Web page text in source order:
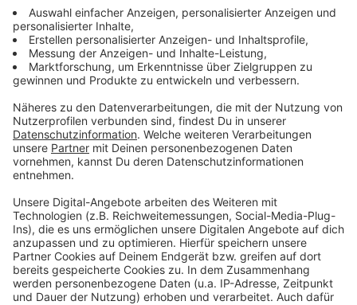
Steckenborn und Woffelsbach ist am Sonntag
allerdings fast 60 Mal missachtet worden. Die
Kontrollen in der Eifel werden wetterabhängig
auch im Herbst fortgesetzt.
Veröffentlicht:Dienstag, 15.10.2019 15:59
Anzeige
Anzeige